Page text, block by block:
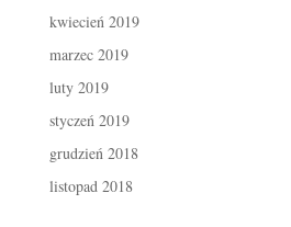
kwiecień 2019
marzec 2019
luty 2019
styczeń 2019
grudzień 2018
listopad 2018